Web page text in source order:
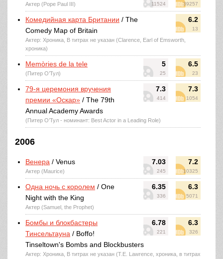
11524 39257
Актер (Pope Paul III)
6.2
13
Комедийная карта Британии / The
Comedy Map of Britain
Актер: Хроника, В титрах не указан (Clarence, Earl of Emsworth,
хроника)
5
25
6.5
23
Memòries de la tele
(Питер О’Тул)
7.3
414
7.3
1054
79-я церемония вручения
премии «Оскар» / The 79th
Annual Academy Awards
(Питер О’Тул - номинант: Best Actor in a Leading Role)
2006
7.03
245
7.2
10325
Венера / Venus
Актер (Maurice)
6.35
336
6.3
5071
Одна ночь с королем / One
Night with the King
Актер (Samuel, the Prophet)
6.78
221
6.3
326
Бомбы и блокбастеры
Тинсельтауна / Boffo!
Tinseltown's Bombs and Blockbusters
Актер: Хроника, В титрах не указан (T.E. Lawrence, хроника, в титрах